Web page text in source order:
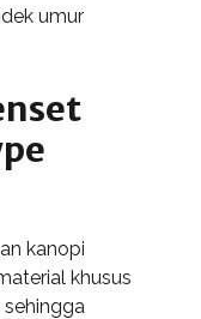
umur
kanopi
khusus